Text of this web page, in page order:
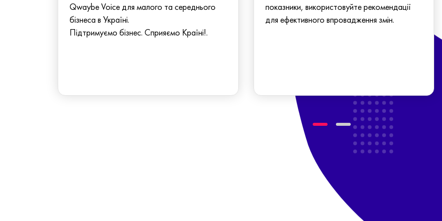
Qwaybe Voice для малого та середнього
бізнеса в Україні.
Підтримуємо бізнес. Сприяємо Країні!.
показники, використовуйте рекомендації
для ефективного впровадження змін.